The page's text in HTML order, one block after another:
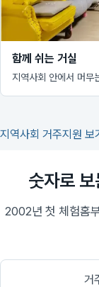
함께 쉬는 거실
지역사회 안에서 머무
지역사회 거주지원 보
숫자로
2002년 첫 체험홈
거